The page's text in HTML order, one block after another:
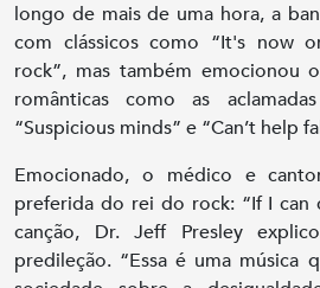
longo de mais de uma hora, a
com clássicos como “It's now
rock”, mas também emocionou
românticas como as
“Suspicious minds” e “Can’t help
Emocionado, o médico e
preferida do rei do rock: “If I can
canção, Dr. Jeff Presley
predileção. “Essa é uma música